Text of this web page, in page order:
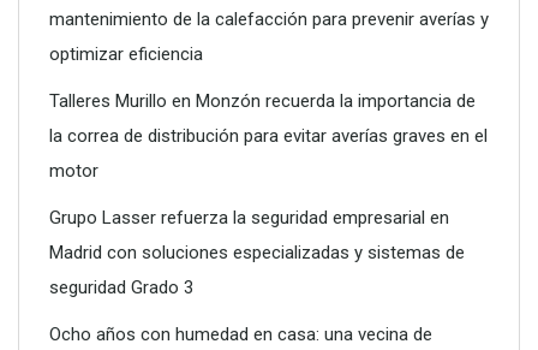
mantenimiento de la calefacción para prevenir averías y
optimizar eficiencia
Talleres Murillo en Monzón recuerda la importancia de
la correa de distribución para evitar averías graves en el
motor
Grupo Lasser refuerza la seguridad empresarial en
Madrid con soluciones especializadas y sistemas de
seguridad Grado 3
Ocho años con humedad en casa: una vecina de